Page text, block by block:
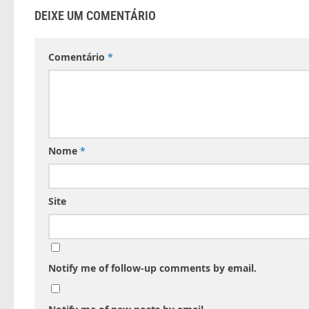
DEIXE UM COMENTÁRIO
Comentário *
Nome *
Site
Notify me of follow-up comments by email.